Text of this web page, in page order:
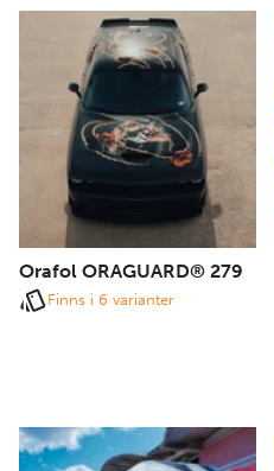
till sig.
Orafol ORAGUARD® 279
Finns i 6 varianter